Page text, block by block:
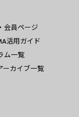
会員ページ
活用ガイド
ム一覧
ーカイブ一覧